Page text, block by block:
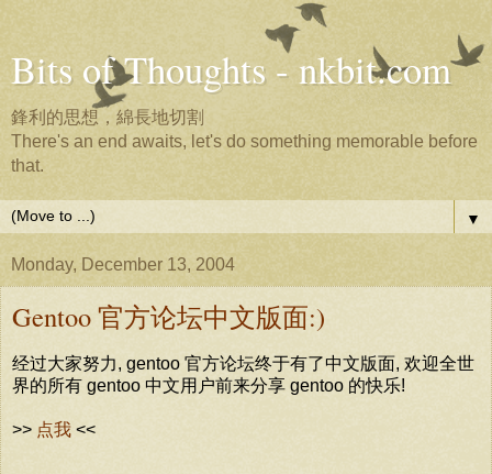
Bits of Thoughts - nkbit.com
鋒利的思想，綿長地切割
There's an end awaits, let's do something memorable before
that.
▼
Monday, December 13, 2004
Gentoo 官方论坛中文版面:)
经过大家努力, gentoo 官方论坛终于有了中文版面, 欢迎全世
界的所有 gentoo 中文用户前来分享 gentoo 的快乐!
>> 点我 <<